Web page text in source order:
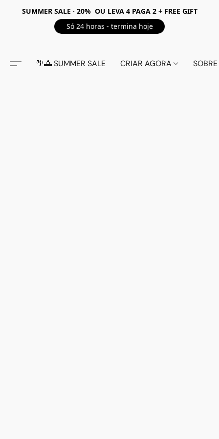
SUMMER SALE · 20% OU LEVA 4 PAGA 2 + FREE GIFT
Só 24 horas - termina hoje
🌴🌅 SUMMER SALE CRIAR AGORA